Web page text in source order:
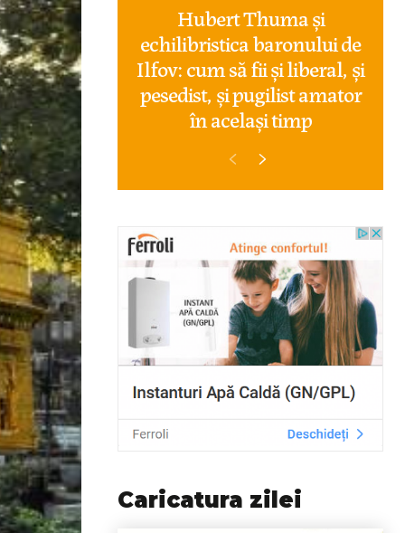
Hubert Thuma și
echilibristica baronului de
Ilfov: cum să fii și liberal, și
pesedist, și pugilist amator
în același timp
Caricatura zilei